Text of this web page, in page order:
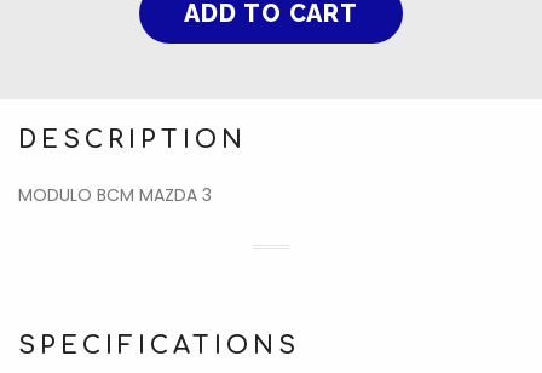
DESCRIPTION
MODULO BCM MAZDA 3
SPECIFICATIONS